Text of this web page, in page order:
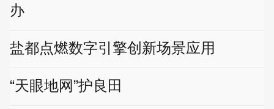
办
盐都点燃数字引擎创新场景应用
“天眼地网”护良田